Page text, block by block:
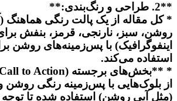
**2. طراحی و رنگ‌بندی:**
* کل مقاله از یک پالت رنگی هماهنگ
روشن، سبز، نارنجی، قرمز، بنفش
اینفوگرافیک) با پس‌زمینه‌های روشن
استفاده می‌کند.
از بلوک‌هایی با پس‌زمینه رنگی روشن
(مثل آبی روشن) استفاده شده تا توجه